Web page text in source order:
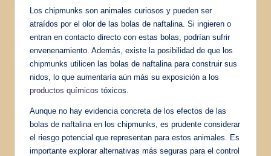
Los chipmunks son animales curiosos y pueden ser
atraídos por el olor de las bolas de naftalina. Si ingieren o
entran en contacto directo con estas bolas, podrían sufrir
envenenamiento. Además, existe la posibilidad de que los
chipmunks utilicen las bolas de naftalina para construir sus
nidos, lo que aumentaría aún más su exposición a los
productos químicos tóxicos.
Aunque no hay evidencia concreta de los efectos de las
bolas de naftalina en los chipmunks, es prudente considerar
el riesgo potencial que representan para estos animales. Es
importante explorar alternativas más seguras para el control